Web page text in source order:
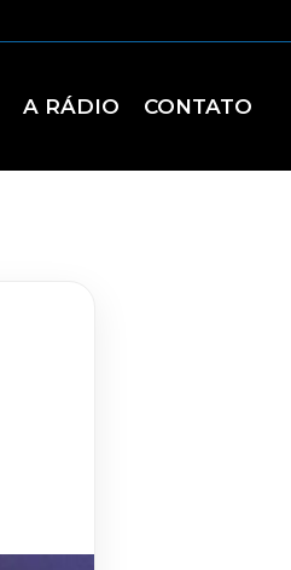
A RÁDIO CONTATO